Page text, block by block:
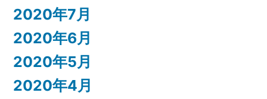
2020年7月
2020年6月
2020年5月
2020年4月